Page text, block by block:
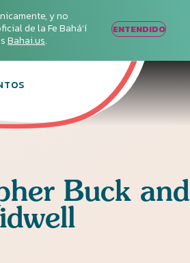
y no
de la Fe Bahá‘í
Bahai.us.
ENTENDIDO
Buck and